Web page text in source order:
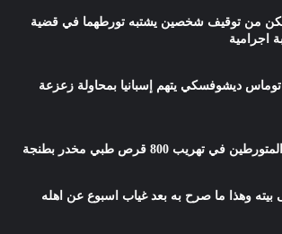
من توقيف شخصين يشتبه تورطهما في قضية
اجرامية
توماس ديشوفسكي يتهم إسبانيا بمحاولة زعزعة
تهريب 800 قرص طبي مخدر بطنجة
بيته وهذا ما صرح به بعد غياب اسبوع عن اهله